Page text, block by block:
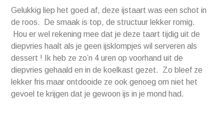
Gelukkig liep het goed af, deze ijstaart was een schot in
de roos. De smaak is top, de structuur lekker romig.
Hou er wel rekening mee dat je deze taart tijdig uit de
diepvries haalt als je geen ijsklompjes wil serveren als
dessert ! Ik heb ze zo’n 4 uren op voorhand uit de
diepvries gehaald en in de koelkast gezet. Zo bleef ze
lekker fris maar ontdooide ze ook genoeg om niet het
gevoel te krijgen dat je gewoon ijs in je mond had.